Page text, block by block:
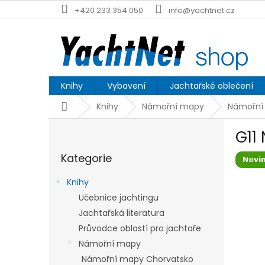
na
+420 233 354 050 info@yachtnet.cz
Knihy Vybavení Jachtařské oblečení
DomůKnihy Námořní mapy
kategorie
Kategorie
Knihy
Učebnice jachtingu
Jachtařská literatura
Průvodce oblastí pro jachtaře
Námořní mapy
Námořní mapy Chorvatsko